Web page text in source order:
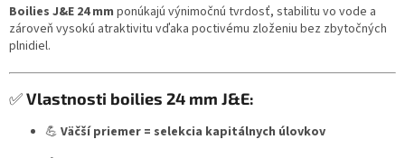
p
r
y
v
p
Boilies J&E 24 mm ponúkajú výnimočnú tvrdosť, stabilitu vo vode a
zároveň vysokú atraktivitu vďaka poctivému zloženiu bez zbytočných
plnidiel.
✅Vlastnosti boilies 24 mm J&E:
💪 Väčší priemer = selekcia kapitálnych úlovkov